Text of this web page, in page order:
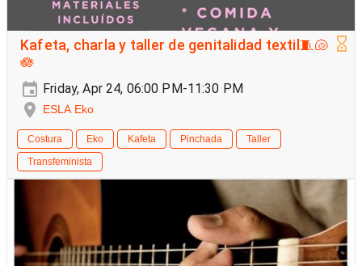
Kafeta, charla y taller de genitalidad textil🧵🐚
🪷
Friday, Apr 24, 06:00 PM-11:30 PM
ESLA Eko
Costura Eko Kafeta Pinchada
Taller
Transfeminista